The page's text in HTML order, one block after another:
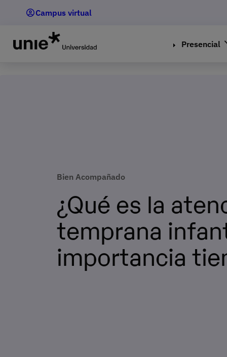
principal
Campus virtual
Presencial
Bien Acompañado
¿Qué es la
temprana
importancia